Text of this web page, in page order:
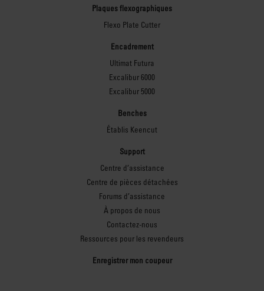
Plaques flexographiques
Flexo Plate Cutter
Encadrement
Ultimat Futura
Excalibur 6000
Excalibur 5000
Benches
Établis Keencut
Support
Centre d’assistance
Centre de pièces détachées
Forums d’assistance
À propos de nous
Contactez-nous
Ressources pour les revendeurs
Enregistrer mon coupeur